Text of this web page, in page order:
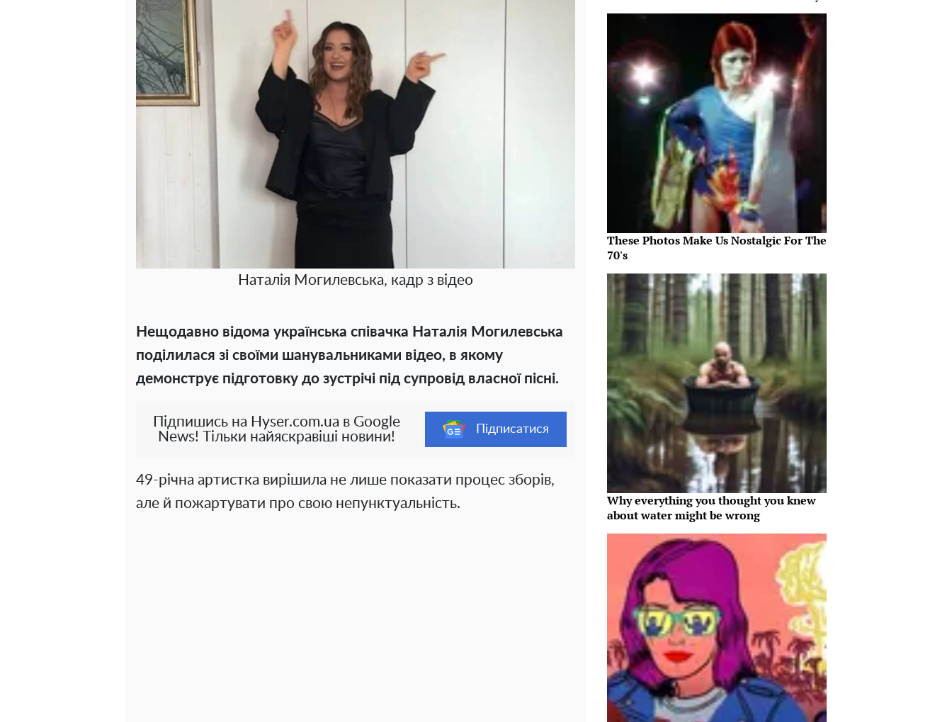
Наталія Могилевська, кадр з відео
Нещодавно відома українська співачка Наталія Могилевська
поділилася зі своїми шанувальниками відео, в якому
демонструє підготовку до зустрічі під супровід власної пісні.
Підпишись на Hyser.com.ua в Google
News! Тільки найяскравіші новини!
Підписатися
49-річна артистка вирішила не лише показати процес зборів,
але й пожартувати про свою непунктуальність.
These Photos Make Us Nostalgic For The
70's
Why everything you thought you knew
about water might be wrong